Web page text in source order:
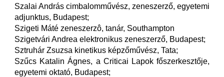
Szalai András cimbalomművész, zeneszerző, egyetemi
adjunktus, Budapest;
Szigeti Máté zeneszerzô, tanár, Southampton
Szigetvári Andrea elektronikus zeneszerző, Budapest;
Sztruhár Zsuzsa kinetikus képzőművész, Tata;
Szűcs Katalin Ágnes, a Criticai Lapok főszerkesztője,
egyetemi oktató, Budapest;